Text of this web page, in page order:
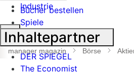
Industrie
Suche
öffnen
manager magazin Börse
Bücher bestellen
Spiele
Inhaltepartner
DER SPIEGEL
The Economist